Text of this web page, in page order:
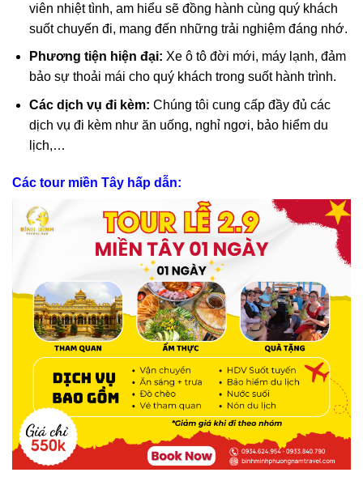
viên nhiệt tình, am hiểu sẽ đồng hành cùng quý khách
suốt chuyến đi, mang đến những trải nghiệm đáng nhớ.
Phương tiện hiện đại: Xe ô tô đời mới, máy lạnh, đảm
bảo sự thoải mái cho quý khách trong suốt hành trình.
Các dịch vụ đi kèm: Chúng tôi cung cấp đầy đủ các
dịch vụ đi kèm như ăn uống, nghỉ ngơi, bảo hiểm du
lịch,…
Các tour miền Tây hấp dẫn: